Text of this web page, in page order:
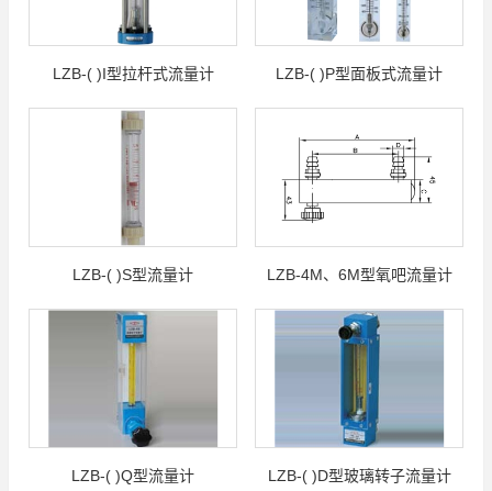
LZB-( )I型拉杆式流量计 LZB-( )P型面板式流量计
LZB-( )S型流量计 LZB-4M、6M型氧吧流量计
LZB-( )Q型流量计 LZB-( )D型玻璃转子流量计